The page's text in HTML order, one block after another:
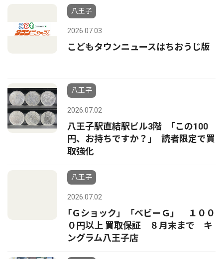
八王子
2026.07.03
こどもタウンニュースはちおうじ版
八王子
2026.07.02
八王子駅直結駅ビル3階 ｢この100
円、お持ちですか？｣ 読者限定で買
取強化
八王子
2026.07.02
｢Ｇショック」「ベビーＧ」 １００
０円以上 買取保証 ８月末まで キ
ングラム八王子店